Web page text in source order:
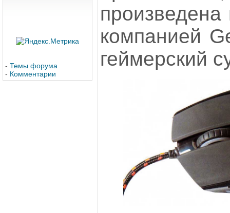
- Темы форума
- Комментарии
произведена
компанией
геймерский